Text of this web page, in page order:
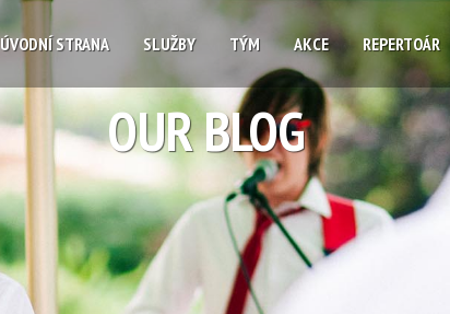
ÚVODNÍ STRANA SLUŽBY TÝM AKCE REPERTOÁR
OUR BLOG